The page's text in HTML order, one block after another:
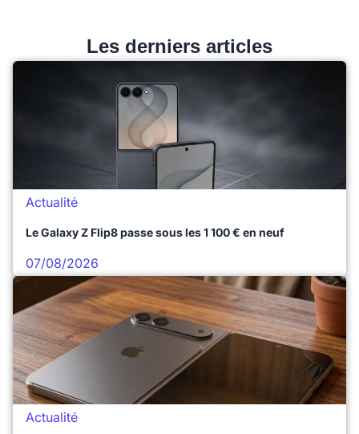
Les derniers articles
Actualité
Le Galaxy Z Flip8 passe sous les 1 100 € en neuf
07/08/2026
Actualité